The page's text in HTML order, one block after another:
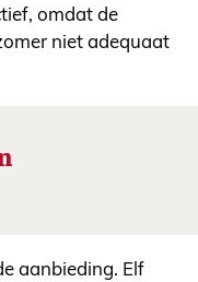
omdat de
niet adequaat
aanbieding. Elf